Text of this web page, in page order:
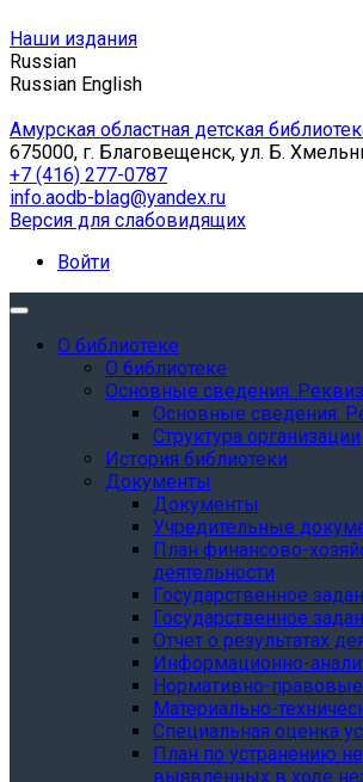
Наши издания
Russian
Russian English
Амурская областная детская
675000, г. Благовещенск, ул. Б.
+7 (416) 277-0787
info.aodb-blag@yandex.ru
Версия для слабовидящих
Войти
О библиотеке
О библиотеке
Основные сведения.
Основные сведения.
Структура организации
История библиотеки
Документы
Документы
Учредительные
План финансово-
деятельности
Государственное
Государственное
Отчет о результатах
Информационно-
Нормативно-
Материально-
Специальная оценка
План по устранению
выявленных в ходе